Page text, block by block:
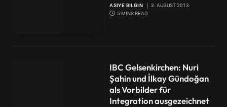
ASIYE BILGIN
3. AUGUST 2013
5 MINS READ
IBC Gelsenkirchen: Nuri
Şahin und İlkay Gündoğan
als Vorbilder für
Integration ausgezeichnet